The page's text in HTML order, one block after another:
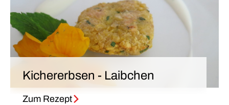
Kichererbsen - Laibchen
Zum Rezept